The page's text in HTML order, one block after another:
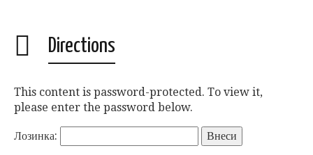
Directions
This content is password-protected. To view it,
please enter the password below.
Лозинка: